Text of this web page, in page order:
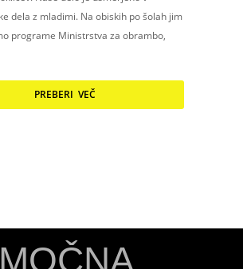
dela z mladimi. Na obiskih po šolah jim
programe Ministrstva za obrambo,
PREBERI VEČ